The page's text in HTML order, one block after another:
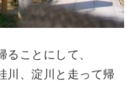
ことにして、
川、淀川と走って帰